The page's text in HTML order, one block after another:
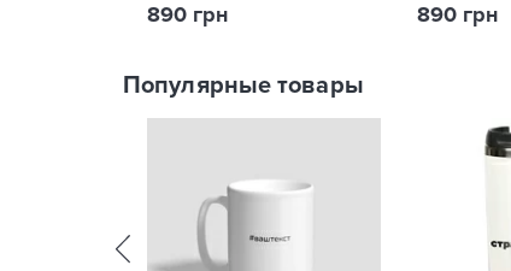
890 грн 890 грн
Популярные товары